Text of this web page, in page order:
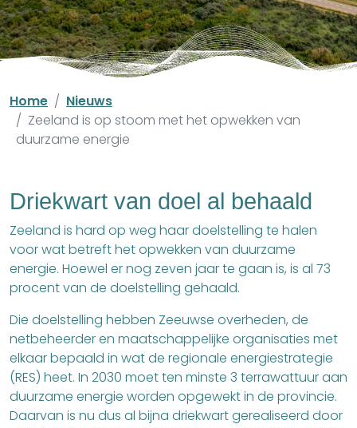
Home
Nieuws
Zeeland is op stoom met het opwekken van
duurzame energie
Driekwart van doel al behaald
Zeeland is hard op weg haar doelstelling te halen
voor wat betreft het opwekken van duurzame
energie. Hoewel er nog zeven jaar te gaan is, is al 73
procent van de doelstelling gehaald.
Die doelstelling hebben Zeeuwse overheden, de
netbeheerder en maatschappelijke organisaties met
elkaar bepaald in wat de regionale energiestrategie
(RES) heet. In 2030 moet ten minste 3 terrawattuur aan
duurzame energie worden opgewekt in de provincie.
Daarvan is nu dus al bijna driekwart gerealiseerd door